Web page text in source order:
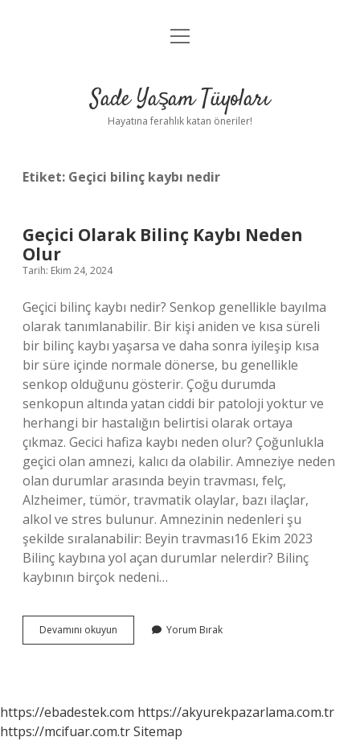
Anasayfa
Yasal Uyarı
menüyü
Sade Yaşam Tüyoları
Hayatına ferahlık katan öneriler!
Etiket: Geçici bilinç kaybı nedir
Geçici Olarak Bilinç Kaybı Neden
Olur
Tarih: Ekim 24, 2024
Geçici bilinç kaybı nedir? Senkop genellikle bayılma
olarak tanımlanabilir. Bir kişi aniden ve kısa süreli
bir bilinç kaybı yaşarsa ve daha sonra iyileşip kısa
bir süre içinde normale dönerse, bu genellikle
senkop olduğunu gösterir. Çoğu durumda
senkopun altında yatan ciddi bir patoloji yoktur ve
herhangi bir hastalığın belirtisi olarak ortaya
çıkmaz. Gecici hafiza kaybı neden olur? Çoğunlukla
geçici olan amnezi, kalıcı da olabilir. Amneziye neden
olan durumlar arasında beyin travması, felç,
Alzheimer, tümör, travmatik olaylar, bazı ilaçlar,
alkol ve stres bulunur. Amnezinin nedenleri şu
şekilde sıralanabilir: Beyin travması16 Ekim 2023
Bilinç kaybına yol açan durumlar nelerdir? Bilinç
kaybının birçok nedeni…
Devamını okuyun
Olarak
Yorum Bırak
https://ebadestek.com https://akyurekpazarlama.com.tr
https://mcifuar.com.trSitemap